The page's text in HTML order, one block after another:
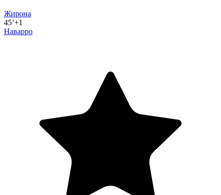
Жирона
45’+1
Наварро